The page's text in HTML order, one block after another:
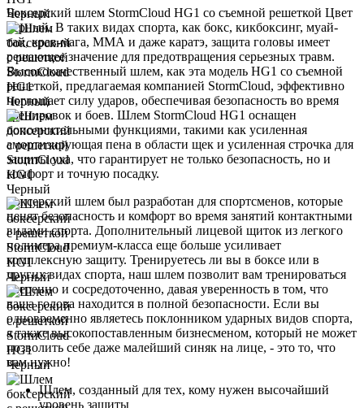
Боксерский шлем StormCloud HG1 со съемной решеткой Цвет
черный. В таких видах спорта, как бокс, кикбоксинг, муай-
тай, крав-мага, ММА и даже каратэ, защита головы имеет
решающее значение для предотвращения серьезных травм.
Высококачественный шлем, как эта модель HG1 со съемной
решеткой, предлагаемая компанией StormCloud, эффективно
поглощает силу ударов, обеспечивая безопасность во время
тренировок и боев. Шлем StormCloud HG1 оснащен
дополнительными функциями, такими как усиленная
амортизирующая пена в области щек и усиленная строчка для
защиты уха, что гарантирует не только безопасность, но и
комфорт и точную посадку.
Боксерский шлем был разработан для спортсменов, которые
ценят безопасность и комфорт во время занятий контактными
видами спорта. Дополнительный лицевой щиток из легкого
полимера премиум-класса еще больше усиливает
комплексную защиту. Тренируетесь ли вы в боксе или в
других видах спорта, наш шлем позволит вам тренироваться
уверенно и сосредоточенно, давая уверенность в том, что
ваша голова находится в полной безопасности. Если вы
одновременно являетесь поклонником ударных видов спорта,
а также высокопоставленным бизнесменом, который не может
позволить себе даже малейший синяк на лице, - это то, что
вам нужно!
Шлем, созданный для тех, кому нужен высочайший
уровень защиты